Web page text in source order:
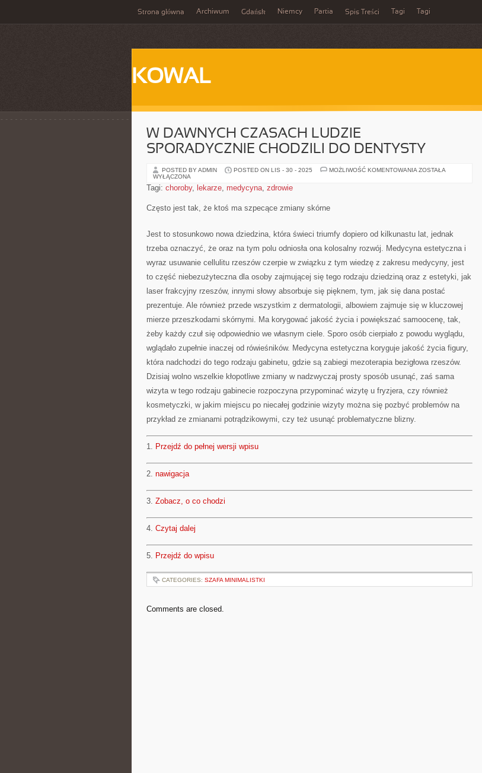
Strona główna Archiwum Gdańsk Niemcy Partia Spis Treści Tagi Tagi
KOWAL
W DAWNYCH CZASACH LUDZIE
SPORADYCZNIE CHODZILI DO DENTYSTY
POSTED BY ADMIN POSTED ON LIS - 30 - 2025 MOŻLIWOŚĆ KOMENTOWANIA W
ZOSTAŁA
WYŁĄCZONA
Tagi: choroby, lekarze, medycyna, zdrowie
Często jest tak, że ktoś ma szpecące zmiany skórne
Jest to stosunkowo nowa dziedzina, która świeci triumfy dopiero od kilkunastu lat, jednak
trzeba oznaczyć, że oraz na tym polu odniosła ona kolosalny rozwój. Medycyna estetyczna i
wyraz usuwanie cellulitu rzeszów czerpie w związku z tym wiedzę z zakresu medycyny, jest
to część niebezużyteczna dla osoby zajmującej się tego rodzaju dziedziną oraz z estetyki, jak
laser frakcyjny rzeszów, innymi słowy absorbuje się pięknem, tym, jak się dana postać
prezentuje. Ale również przede wszystkim z dermatologii, albowiem zajmuje się w kluczowej
mierze przeszkodami skórnymi. Ma korygować jakość życia i powiększać samoocenę, tak,
żeby każdy czuł się odpowiednio we własnym ciele. Sporo osób cierpiało z powodu wyglądu,
wglądało zupełnie inaczej od rówieśników. Medycyna estetyczna koryguje jakość życia figury,
która nadchodzi do tego rodzaju gabinetu, gdzie są zabiegi mezoterapia bezigłowa rzeszów.
Dzisiaj wolno wszelkie kłopotliwe zmiany w nadzwyczaj prosty sposób usunąć, zaś sama
wizyta w tego rodzaju gabinecie rozpoczyna przypominać wizytę u fryzjera, czy również
kosmetyczki, w jakim miejscu po niecałej godzinie wizyty można się pozbyć problemów na
przykład ze zmianami potrądzikowymi, czy też usunąć problematyczne blizny.
1. Przejdź do pełnej wersji wpisu
2. nawigacja
3. Zobacz, o co chodzi
4. Czytaj dalej
5. Przejdź do wpisu
CATEGORIES: SZAFA MINIMALISTKI
Comments are closed.